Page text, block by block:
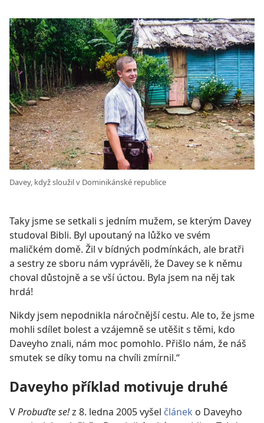
Davey, když sloužil v Dominikánské republice
Taky jsme se setkali s jedním mužem, se kterým Davey
studoval Bibli. Byl upoutaný na lůžko ve svém
maličkém domě. Žil v bídných podmínkách, ale bratři
a sestry ze sboru nám vyprávěli, že Davey se k němu
choval důstojně a se vší úctou. Byla jsem na něj tak
hrdá!
Nikdy jsem nepodnikla náročnější cestu. Ale to, že jsme
mohli sdílet bolest a vzájemně se utěšit s těmi, kdo
Daveyho znali, nám moc pomohlo. Přišlo nám, že náš
smutek se díky tomu na chvíli zmírnil.“
Daveyho příklad motivuje druhé
VProbuďte se!z 8. ledna 2005 vyšel článek o Daveyho